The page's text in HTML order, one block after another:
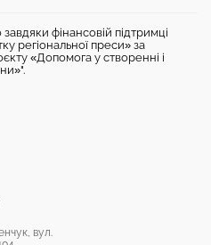
фінансовій підтримці
регіональної преси» за
«Допомога у створенні і
вул.